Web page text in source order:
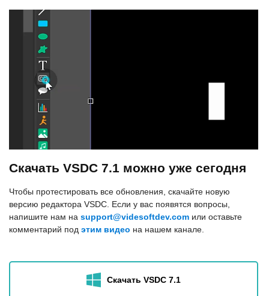
Скачать VSDC 7.1 можно уже сегодня
Чтобы протестировать все обновления, скачайте новую
версию редактора VSDC. Если у вас появятся вопросы,
напишите нам на support@videsoftdev.com или оставьте
комментарий под этим видео на нашем канале.
Скачать VSDC 7.1